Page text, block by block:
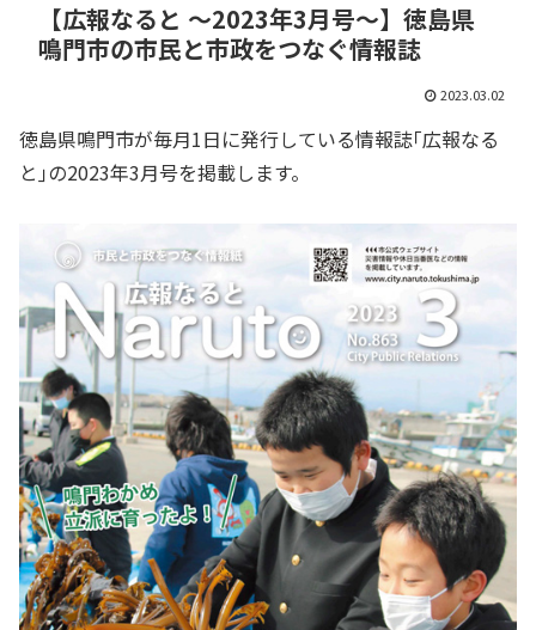
【広報なると ～2023年3月号～】徳島県
鳴門市の市民と市政をつなぐ情報誌
2023.03.02
徳島県鳴門市が毎月1日に発行している情報誌｢広報なる
と｣の2023年3月号を掲載します。